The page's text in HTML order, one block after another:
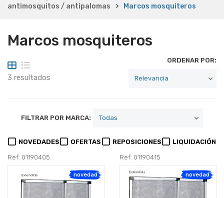
antimosquitos / antipalomas
Marcos mosquiteros
Marcos mosquiteros
3 resultados
ORDENAR POR:
FILTRAR POR MARCA:
NOVEDADES OFERTAS REPOSICIONES LIQUIDACIÓN
Ref: 01190405
novedad
Ref: 01190415
novedad